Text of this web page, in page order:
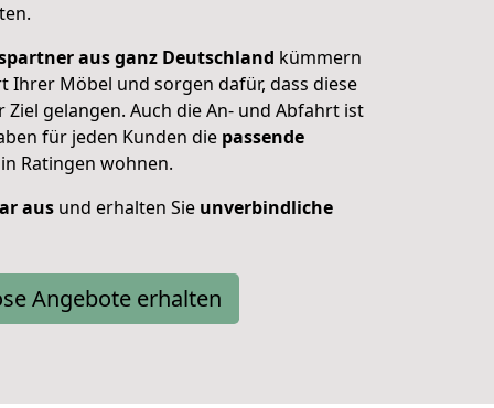
aus ganz Deutschland kümmern
Ihrer Möbel und sorgen dafür, dass diese
gelangen. Auch die An- und Abfahrt ist
für jeden Kunden die passende
Ratingen wohnen.
aus und erhalten Sie unverbindliche
Angebote erhalten